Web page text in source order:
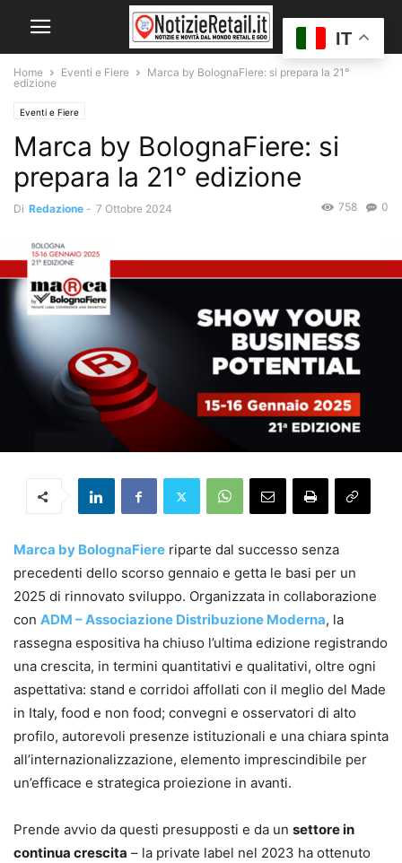
Home Eventi e Fiere
Marca by BolognaFiere: si prepara la 21°
edizione
Eventi e Fiere
Marca by BolognaFiere: si
prepara la 21° edizione
Di Redazione - 7 Ottobre 2024 0
758
Marca by BolognaFiere riparte dal successo senza
precedenti dello scorso gennaio e getta le basi per un
2025 di rinnovato sviluppo. Organizzata in collaborazione
con ADM – Associazione Distribuzione Moderna, la
rassegna espositiva ha chiuso l’ultima edizione registrando
una crescita, in termini quantitativi e qualitativi, oltre ogni
aspettativa: stand e corridoi affollati con il meglio del Made
in Italy, food e non food; convegni e osservatori di alto
profilo, autorevoli presenze istituzionali e una chiara spinta
all’internazionalizzazione, elemento imprescindibile per
un’efficace e strategica proiezione in avanti.
Prende avvio da questi presupposti e da un settore in
continua crescita – la private label nel 2023 ha ottenuto
IT